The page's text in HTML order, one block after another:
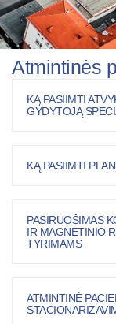
Atmintinės
KĄ PASIIMTI
GYDYTOJĄ
KĄ PASIIMTI
PASIRUOŠIMAS
IR MAGNETINIO
TYRIMAMS
ATMINTINĖ